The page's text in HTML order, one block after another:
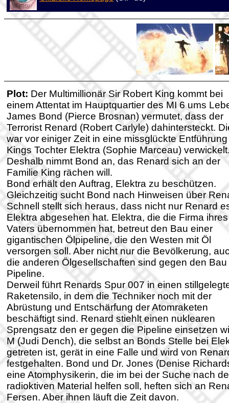
Plot: Der Multimillionär Sir Robert King kommt bei
einem Attentat im Hauptquartier des MI 6 ums
James Bond (Pierce Brosnan) vermutet, dass der
Terrorist Renard (Robert Carlyle) dahintersteckt.
war vor einiger Zeit in eine missglückte
Kings Tochter Elektra (Sophie Marceau)
Deshalb nimmt Bond an, das Renard sich an der
Familie King rächen will.
Bond erhält den Auftrag, Elektra zu beschützen.
Gleichzeitig sucht Bond nach Hinweisen über
Schnell stellt sich heraus, dass nicht nur Renard
Elektra abgesehen hat. Elektra, die die Firma ihres
Vaters übernommen hat, betreut den Bau einer
gigantischen Ölpipeline, die den Westen mit Öl
versorgen soll. Aber nicht nur die Bevölkerung,
die anderen Ölgesellschaften sind gegen den Bau
Pipeline.
Derweil führt Renards Spur 007 in einen
Raketensilo, in dem die Techniker noch mit der
Abrüstung und Entschärfung der Atomraketen
beschäftigt sind. Renard stiehlt einen nuklearen
Sprengsatz den er gegen die Pipeline einsetzen
M (Judi Dench), die selbst an Bonds Stelle bei
getreten ist, gerät in eine Falle und wird von
festgehalten. Bond und Dr. Jones (Denise
eine Atomphysikerin, die im bei der Suche nach
radioktiven Material helfen soll, heften sich an
Fersen. Aber ihnen läuft die Zeit davon.